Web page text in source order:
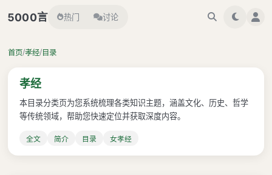
5000言 热门 讨论
首页/孝经/目录
孝经
本目录分类页为您系统梳理各类知识主题，涵盖文化、历史、哲学
等传统领域，帮助您快速定位并获取深度内容。
全文 简介 目录 女孝经